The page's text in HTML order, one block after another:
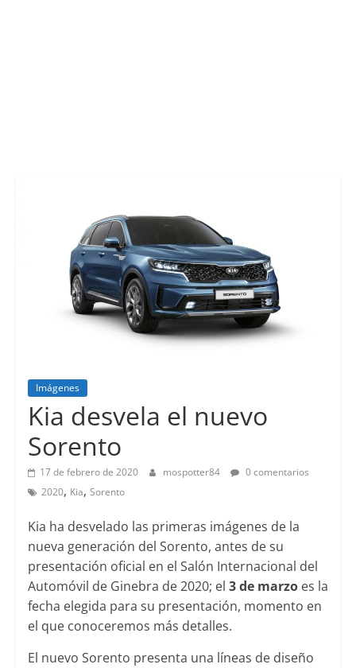
Imágenes
Kia desvela el nuevo
Sorento
17 de febrero de 2020 mospotter84
0 comentarios
2020, Kia, Sorento
Kia ha desvelado las primeras imágenes de la
nueva generación del Sorento, antes de su
presentación oficial en el Salón Internacional del
Automóvil de Ginebra de 2020; el 3 de marzoes la
fecha elegida para su presentación, momento en
el que conoceremos más detalles.
El nuevo Sorento presenta una líneas de diseño